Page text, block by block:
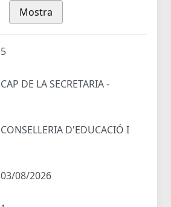
Mostra
5
CAP DE LA SECRETARIA -
CONSELLERIA D'EDUCACIÓ I
03/08/2026